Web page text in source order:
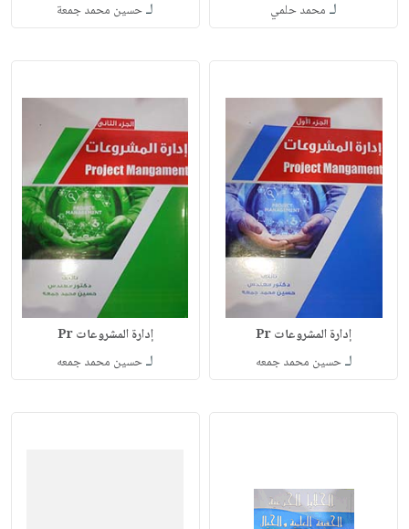
لـ محمد حلمي لـحسين محمد جمعة
إدارة المشروعات Pr
لـحسين محمد جمعه
إدارة المشروعات Pr
لـحسين محمد جمعه